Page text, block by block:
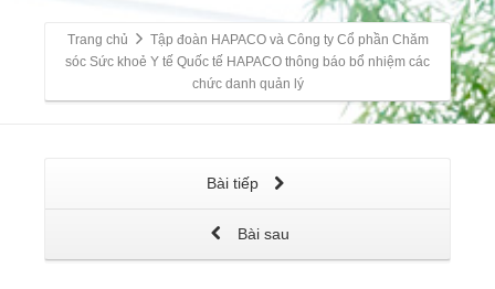
Trang chủ
Tập đoàn HAPACO và Công ty Cổ phần Chăm
sóc Sức khoẻ Y tế Quốc tế HAPACO thông báo bổ nhiệm các
chức danh quản lý
Bài tiếp
Bài sau